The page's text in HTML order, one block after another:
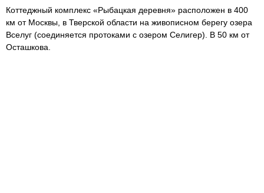
Коттеджный комплекс «Рыбацкая деревня» расположен в 400
км от Москвы, в Тверской области на живописном берегу озера
Вселуг (соединяется протоками с озером Селигер). В 50 км от
Осташкова.